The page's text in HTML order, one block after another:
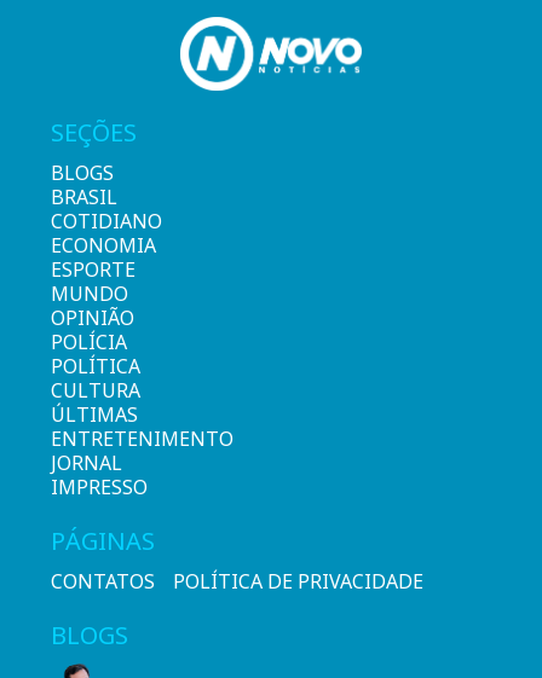
SEÇÕES
BLOGS
BRASIL
COTIDIANO
ECONOMIA
ESPORTE
MUNDO
OPINIÃO
POLÍCIA
POLÍTICA
CULTURA
ÚLTIMAS
ENTRETENIMENTO
JORNAL
IMPRESSO
PÁGINAS
CONTATOS POLÍTICA DE PRIVACIDADE
BLOGS